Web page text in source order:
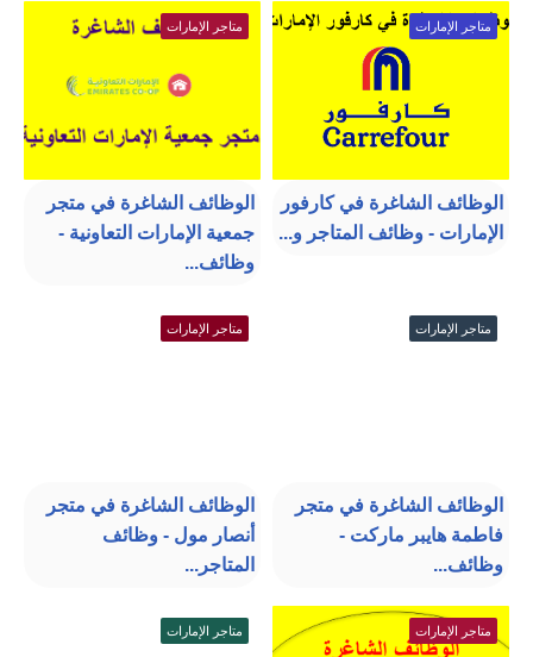
متاجر الإمارات
الوظائف الشاغرة في كارفور
الإمارات - وظائف المتاجر و...
متاجر الإمارات
الوظائف الشاغرة في متجر
جمعية الإمارات التعاونية -
وظائف...
متاجر الإمارات
الوظائف الشاغرة في متجر
فاطمة هايبر ماركت -
وظائف...
متاجر الإمارات
الوظائف الشاغرة في متجر
أنصار مول - وظائف
المتاجر...
متاجر الإمارات متاجر الإمارات